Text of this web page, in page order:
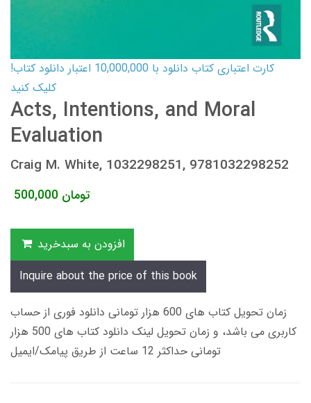
کارت اعتباری کتاب دانلود با 10,000,000 اعتبار دانلود کتاب!
کلیک کنید
Acts, Intentions, and Moral
Evaluation
Craig M. White, 1032298251, 9781032298252
500,000 تومان
افزودن به سبدخرید
Inquire about the price of this book
زمان تحویل کتاب های 600 هزار تومانی دانلود فوری از حساب
کاربری می باشد، و زمان تحویل لینک دانلود کتاب های 500 هزار
تومانی حداکثر 12 ساعت از طریق پیامک/ایمیل